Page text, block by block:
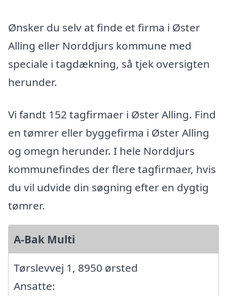
Ønsker du selv at finde et firma i Øster
Alling eller Norddjurs kommune med
speciale i tagdækning, så tjek oversigten
herunder.
Vi fandt 152 tagfirmaer i Øster Alling. Find
en tømrer eller byggefirma i Øster Alling
og omegn herunder. I hele Norddjurs
kommunefindes der flere tagfirmaer, hvis
du vil udvide din søgning efter en dygtig
tømrer.
A-Bak Multi
Tørslevvej 1, 8950 ørsted
Ansatte: